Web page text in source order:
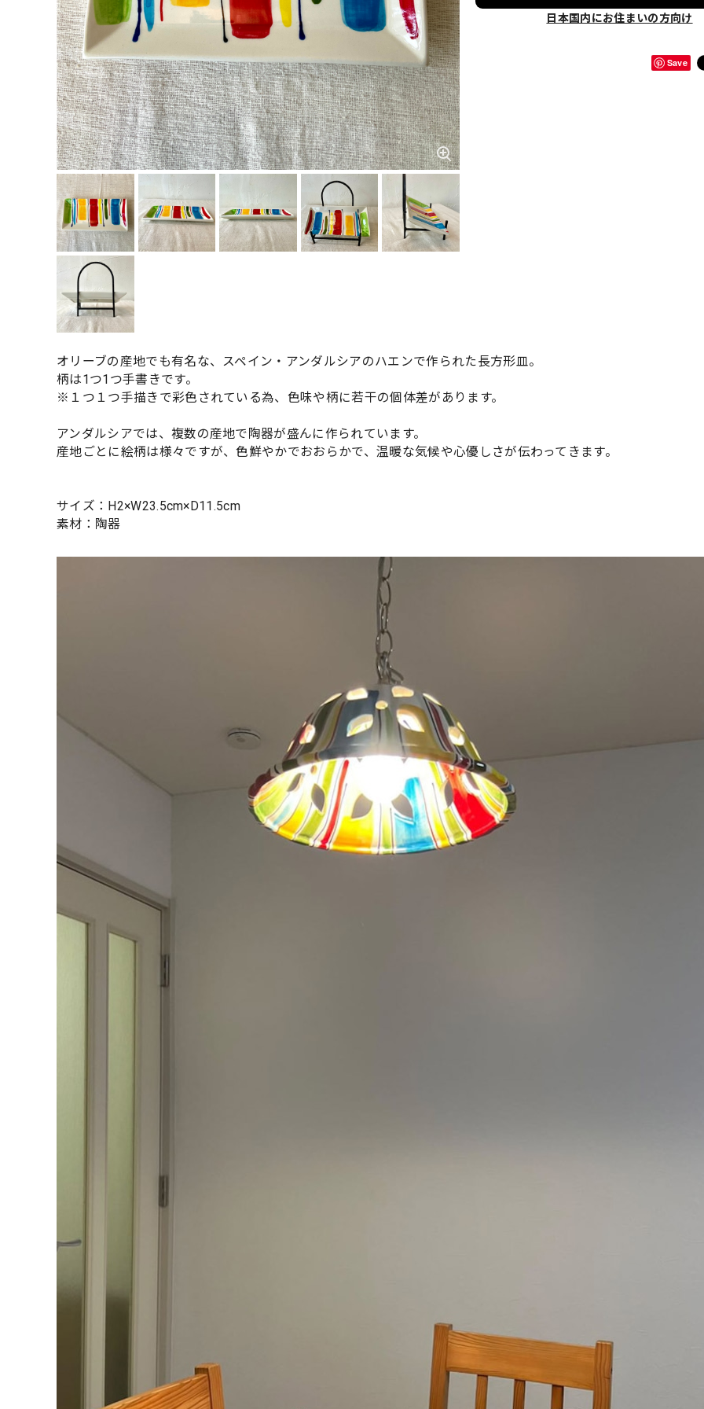
日本国内にお住まいの方向け
Save
オリーブの産地でも有名な、スペイン・アンダルシアのハエンで作られた長方形皿。
柄は1つ1つ手書きです。
※１つ１つ手描きで彩色されている為、色味や柄に若干の個体差があります。
アンダルシアでは、複数の産地で陶器が盛んに作られています。
産地ごとに絵柄は様々ですが、色鮮やかでおおらかで、温暖な気候や心優しさが伝わってきます。
サイズ：H2×W23.5cm×D11.5cm
素材：陶器